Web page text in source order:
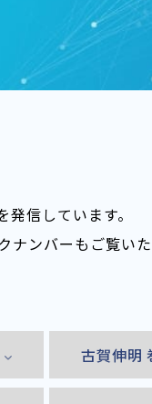
信しています。
ナンバーもご覧い
古賀伸明